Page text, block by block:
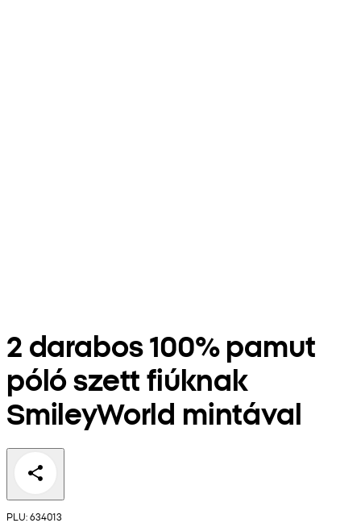
2 darabos 100% pamut
póló szett fiúknak
SmileyWorld mintával
PLU: 634013